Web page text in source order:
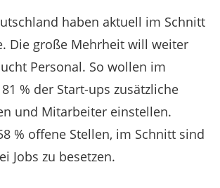
haben aktuell im Schnitt
Die große Mehrheit will weiter
Personal. So wollen im
% der Start-ups zusätzliche
und Mitarbeiter einstellen.
% offene Stellen, im Schnitt sind
Jobs zu besetzen.